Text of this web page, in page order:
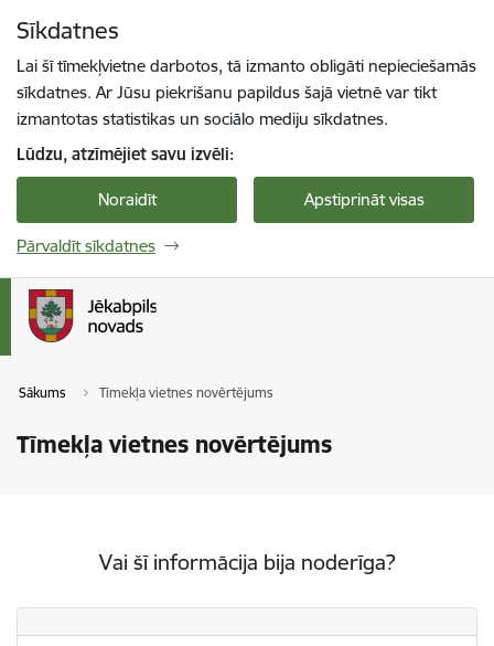
Sīkdatnes
Lai šī tīmekļvietne darbotos, tā izmanto obligāti nepieciešamās
sīkdatnes. Ar Jūsu piekrišanu papildus šajā vietnē var tikt
izmantotas statistikas un sociālo mediju sīkdatnes.
Lūdzu, atzīmējiet savu izvēli:
Noraidīt Apstiprināt visas
Pārvaldīt sīkdatnes
Sākums Tīmekļa vietnes novērtējums
Tīmekļa vietnes novērtējums
Vai šī informācija bija noderīga?
Vai šī informācija bija noderīga?